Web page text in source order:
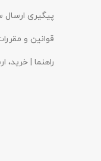
پیگیری
قوانین و
راهنما | خرید،